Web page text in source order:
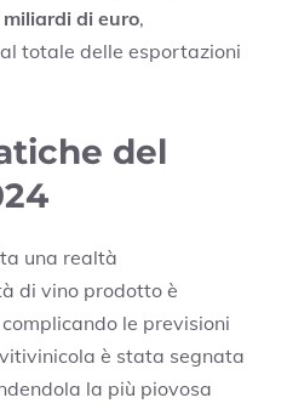
miliardi di euro,
al totale delle esportazioni
del
una realtà
di vino prodotto è
le previsioni
è stata segnata
la più piovosa